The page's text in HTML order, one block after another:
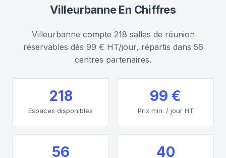
Villeurbanne En Chiffres
Villeurbanne compte 218 salles de réunion
réservables dès 99 € HT/jour, répartis dans 56
centres partenaires.
218
Espaces disponibles
99 €
Prix min. / jour HT
56 40